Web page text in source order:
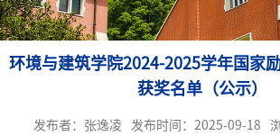
环境与建筑学院2024-2025学年国家
获奖名单（公示）
发布者：张逸凌 发布时间：2025-09-18